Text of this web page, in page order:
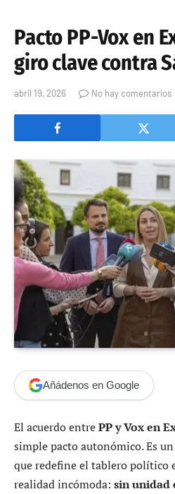
Pacto PP-Vox en
giro clave contra
abril 19, 2026 No hay comentarios
Añádenos en Google
El acuerdo entrePP y Vox en
simple pacto autonómico. Es
que redefine el tablero político
realidad incómoda: sin unidad